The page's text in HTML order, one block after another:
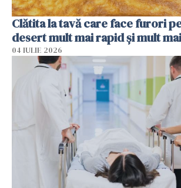
Clătita la tavă care face furori
desert mult mai rapid și mult
04 IULIE 2026